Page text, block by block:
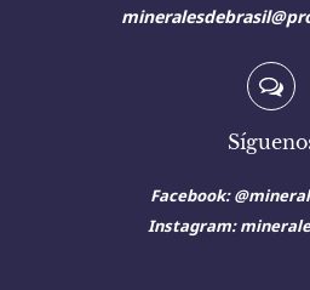
Facebook:
Instagram: